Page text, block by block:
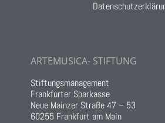
ARTEMUSICA- STIFTUNG
Stiftungsmanagement
Frankfurter Sparkasse
Neue Mainzer Straße 47 – 53
60255 Frankfurt am Main